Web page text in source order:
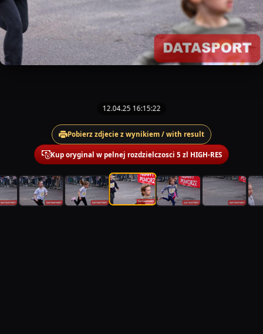
12.04.25 16:15:22
Pobierz zdjecie z wynikiem / with result
Kup oryginal w pelnej rozdzielczosci 5 zl HIGH-RES